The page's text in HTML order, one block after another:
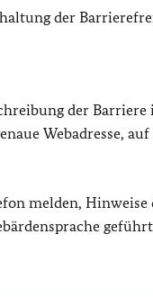
der
der
Webadresse,
melden, Hinweise